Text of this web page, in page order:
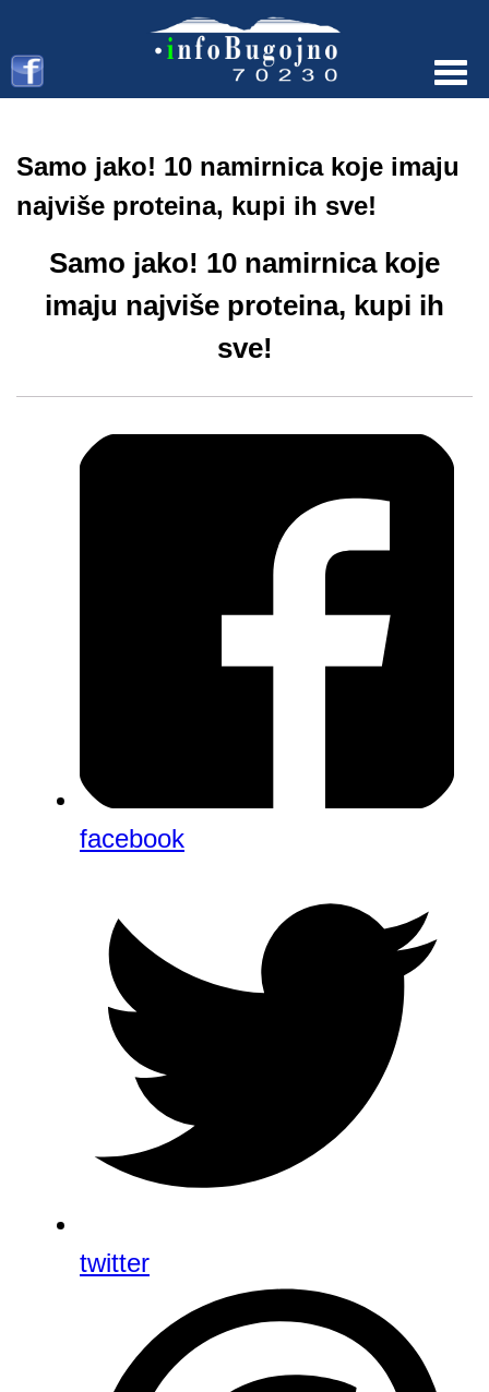
Samo jako! 10 namirnica koje imaju
najviše proteina, kupi ih sve!
Samo jako! 10 namirnica koje
imaju najviše proteina, kupi ih
sve!
facebook
twitter